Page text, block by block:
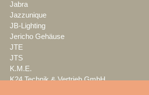
Jabra
Jazzunique
JB-Lighting
Jericho Gehäuse
JTE
JTS
K.M.E.
K24 Technik & Vertrieb GmbH